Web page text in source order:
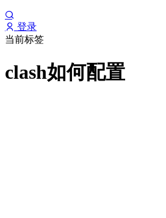
登录
当前标签
clash如何配置